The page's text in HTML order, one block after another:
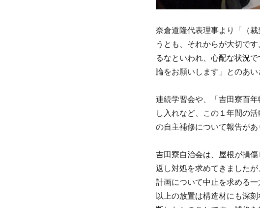
奈倉道隆代表理事より「（
うとも、それからが大切で
るなといわれ、心配な状況
論をお願いします」とのあい
連続学習会や、「吉田寮百
し入れなど、この１年間の
の自主補修について報告があ
吉田寮自治会は、屋根が損
返し対処を求めてきました
計画について中止を求める
以上の放置は構造材にも深